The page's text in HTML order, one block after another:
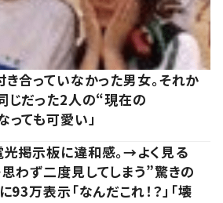
き合っていなかった男女。それか
だった2人の“現在の
ても可愛い」
掲示板に違和感。→よく見る
わず二度見してしまう”驚きの
93万表示「なんだこれ！？」「壊